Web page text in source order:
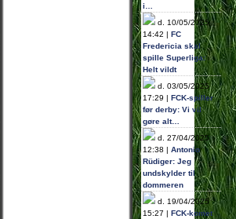
i…
d. 10/05/2025
14:42 | FC
Fredericia skal
spille Superliga:
Helt vildt
d. 03/05/2025
17:29 | FCK-spiller
før derby: Vi vil
gøre alt…
d. 27/04/2025
12:38 | Antonio
Rüdiger: Jeg
undskylder til
dommeren
d. 19/04/2025
15:27 | FCK-komet